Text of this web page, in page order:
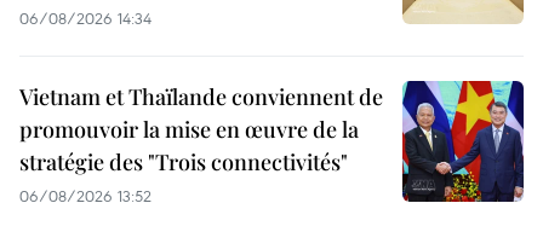
06/08/2026 14:34
Vietnam et Thaïlande conviennent de
promouvoir la mise en œuvre de la
stratégie des "Trois connectivités"
06/08/2026 13:52